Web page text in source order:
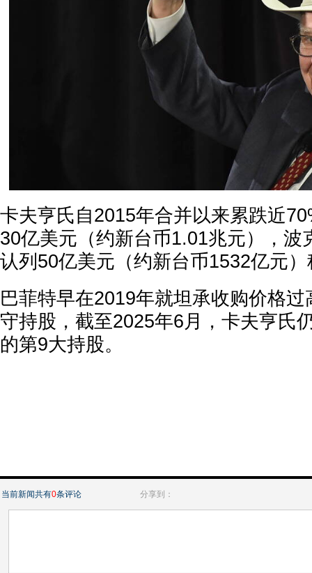
卡夫亨氏自2015年合并以来累跌近
30亿美元（约新台币1.01兆元），波
认列50亿美元（约新台币1532亿元
巴菲特早在2019年就坦承收购价格
守持股，截至2025年6月，卡夫亨氏
的第9大持股。
当前新闻共有0条评论 分享到：